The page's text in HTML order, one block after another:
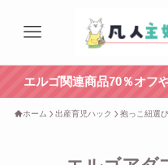
エルゴ関連商品70％オフ
ホーム 出産育児ハック 抱っこ紐選び